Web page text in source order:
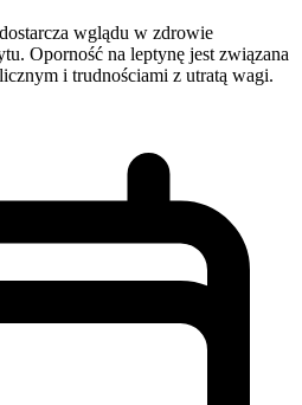
wglądu w zdrowie
Oporność na leptynę jest związana
i trudnościami z utratą wagi.